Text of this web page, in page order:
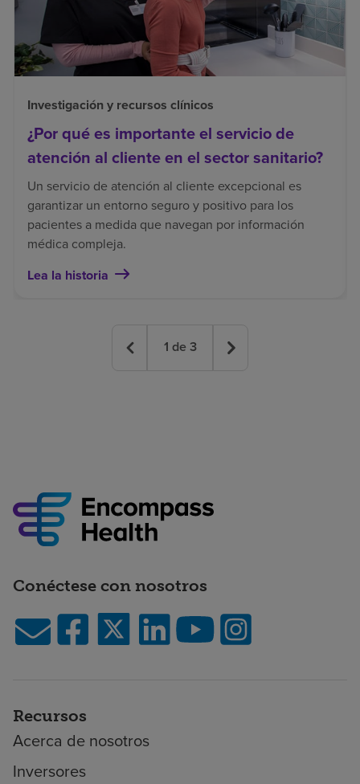
Investigación y recursos clínicos
¿Por qué es importante el servicio de
atención al cliente en el sector sanitario?
Un servicio de atención al cliente excepcional es
garantizar un entorno seguro y positivo para los
pacientes a medida que navegan por información
médica compleja.
Lea la historia
1 de 3
Conéctese con nosotros
Recursos
Acerca de nosotros
Inversores